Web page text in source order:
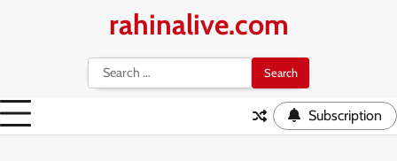
rahinalive.com
Search
for:
Subscription